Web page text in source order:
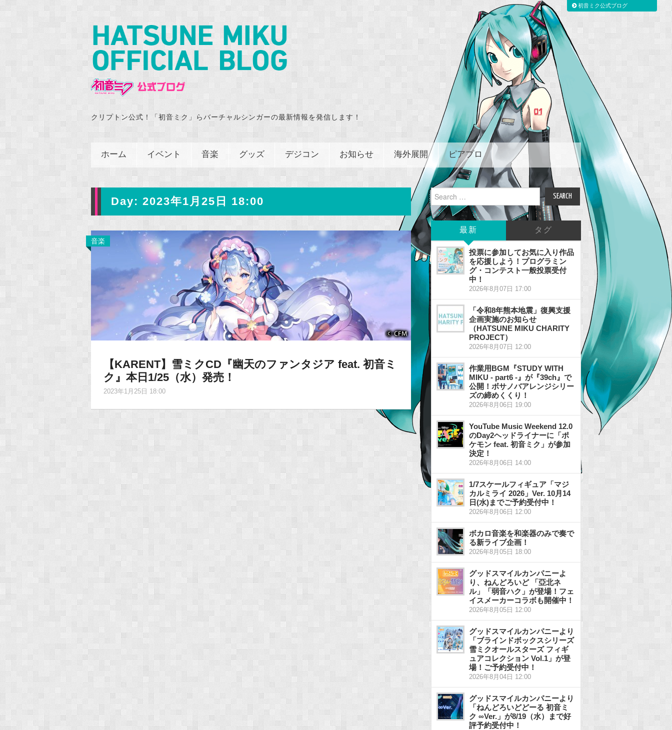
クリプトン公式！「初音ミク」らバーチャルシンガーの最新情報を発信します！
ホーム イベント 音楽 グッズ デジコン お知らせ 海外展開 ピアプロ
Day: 2023年1月25日 18:00
音楽
【KARENT】雪ミクCD『幽天のファンタジア feat. 初音ミ
ク』本日1/25（水）発売！
2023年1月25日 18:00
Search
for:
最新 タグ
投票に参加してお気に入り作品
を応援しよう！プログラミン
グ・コンテスト一般投票受付
中！
2026年8月07日 17:00
「令和8年熊本地震」復興支援
企画実施のお知らせ
（HATSUNE MIKU CHARITY
PROJECT）
2026年8月07日 12:00
作業用BGM『STUDY WITH
MIKU - part6 -』が『39ch』で
公開！ボサノバアレンジシリー
ズの締めくくり！
2026年8月06日 19:00
YouTube Music Weekend 12.0
のDay2ヘッドライナーに「ポ
ケモン feat. 初音ミク」が参加
決定！
2026年8月06日 14:00
1/7スケールフィギュア「マジ
カルミライ 2026」Ver. 10月14
日(水)までご予約受付中！
2026年8月06日 12:00
ボカロ音楽を和楽器のみで奏で
る新ライブ企画！
2026年8月05日 18:00
グッドスマイルカンパニーよ
り、ねんどろいど 「亞北ネ
ル」「弱音ハク」が登場！フェ
イスメーカーコラボも開催中！
2026年8月05日 12:00
グッドスマイルカンパニーより
「ブラインドボックスシリーズ
雪ミクオールスターズ フィギ
ュアコレクション Vol.1」が登
場！ご予約受付中！
2026年8月04日 12:00
グッドスマイルカンパニーより
「ねんどろいどどーる 初音ミ
ク ∞Ver.」が8/19（水）まで好
評予約受付中！
初音ミク公式ブログ